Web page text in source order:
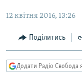
Перейти
пошукуКУЛЬТУРА
СПОРТ
ДОНБАС.РЕАЛІЇ
КРИМ.РЕАЛІЇ
ТИ ЯК?
12 квітня 2016, 13:26
Поділитись
Додати Радіо Свобода